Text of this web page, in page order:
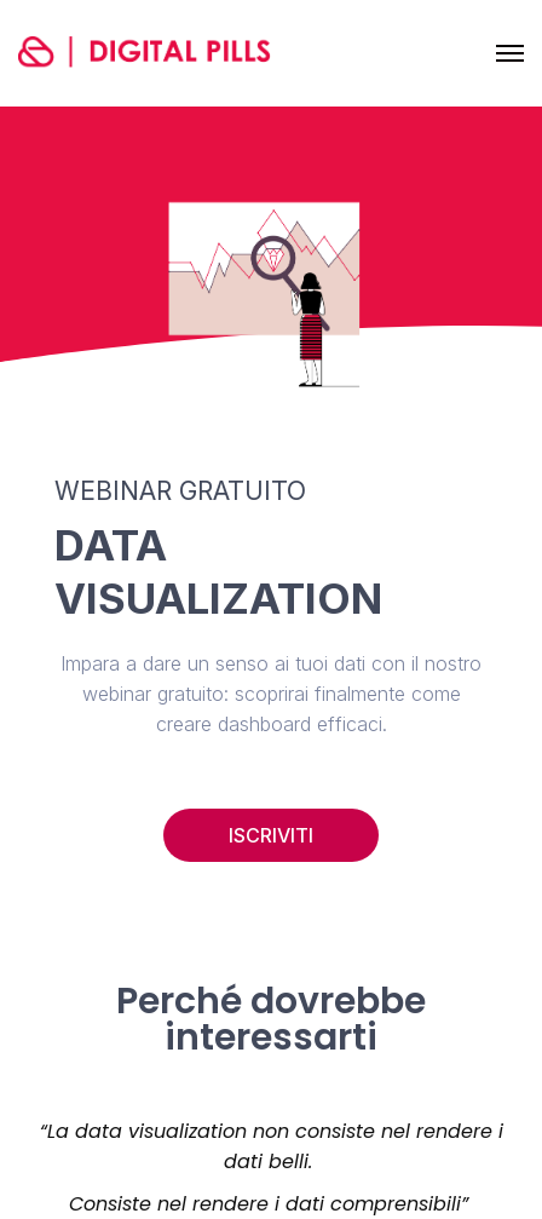
WEBINAR GRATUITO
DATA
VISUALIZATION
Impara a dare un senso ai tuoi dati con il nostro
webinar gratuito: scoprirai finalmente come
creare dashboard efficaci.
ISCRIVITI
Perché dovrebbe
interessarti
“La data visualization non consiste nel rendere i
dati belli.
Consiste nel rendere i dati comprensibili”